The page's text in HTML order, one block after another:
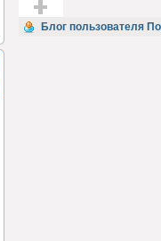
Голос за!
Блог пользователя